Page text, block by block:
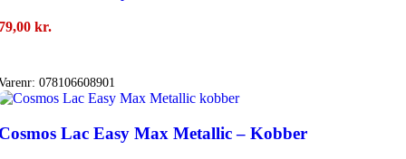
kr.
078106608901
Lac Easy Max Metallic – Kobber